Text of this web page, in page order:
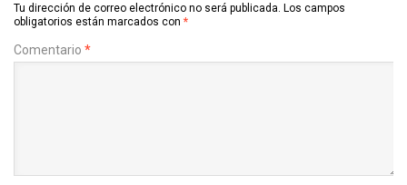
Tu dirección de correo electrónico no será publicada. Los campos
obligatorios están marcados con *
Comentario *